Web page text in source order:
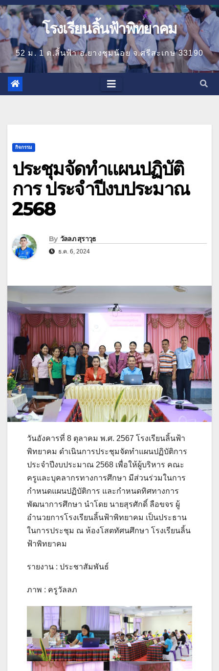
โรงเรียนลิ้นฟ้าพิทยาคม
52 ม. 1 ต.ลิ้นฟ้า อ.ยางชุมน้อย จ.ศรีสะเกษ 33190
กิจกรรม
ประชุมจัดทำแผนปฏิบัติ
การ ประจำปีงบประมาณ
2568
By วัลลภ สุราวุธ
ธ.ค. 6, 2024
วันอังคารที่ 8 ตุลาคม พ.ศ. 2567 โรงเรียนลิ้นฟ้า
พิทยาคม ดำเนินการประชุมจัดทำแผนปฏิบัติการ
ประจำปีงบประมาณ 2568 เพื่อให้ผู้บริหาร คณะ
ครูและบุคลากรทางการศึกษา มีส่วนร่วมในการ
กำหนดแผนปฏิบัติการ และกำหนดทิศทางการ
พัฒนาการศึกษา นำโดย นายสุรศักดิ์ ลือขจร ผู้
อำนวยการโรงเรียนลิ้นฟ้าพิทยาคม เป็นประธาน
ในการประชุม ณ ห้องโสตทัศนศึกษา โรงเรียนลิ้น
ฟ้าพิทยาคม
รายงาน : ประชาสัมพันธ์
ภาพ : ครูวัลลภ